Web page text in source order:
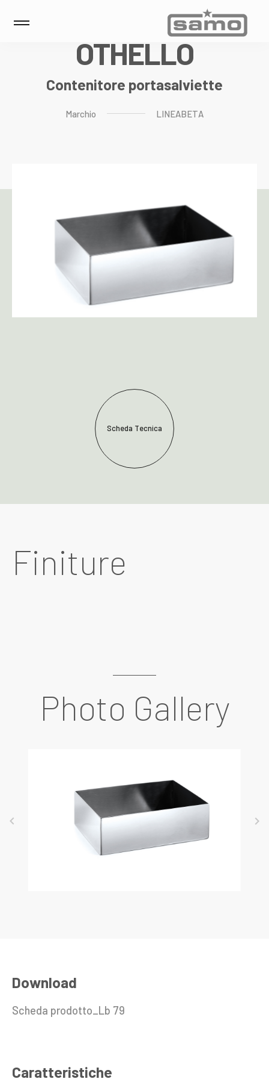
OTHELLO
Contenitore portasalviette
Marchio LINEABETA
Scheda Tecnica
Finiture
Photo Gallery
keyboard_arrow_left keyboard_arrow_right
Download
Scheda prodotto_Lb 79
Caratteristiche